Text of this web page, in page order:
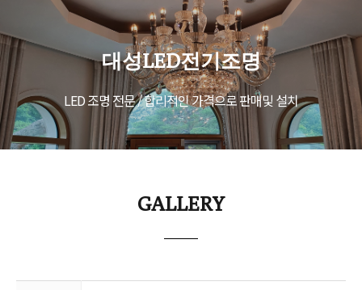
대성LED전기조명
LED 조명 전문 / 합리적인 가격으로 판매및 설치
GALLERY